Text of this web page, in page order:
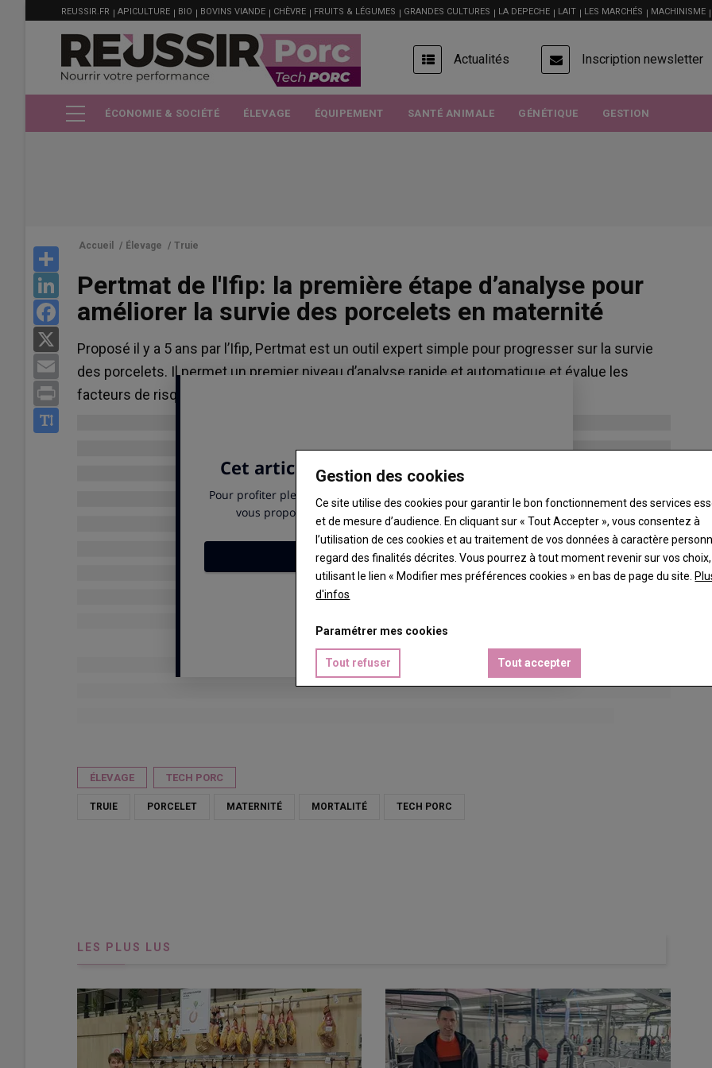
principal
MENU
FILIÈRE
REUSSIR.FR APICULTURE BIO BOVINS VIANDE CHÈVRE FRUITS & LÉGUMES GRANDES CULTURES LA DEPECHE LAIT LES MARCHÉS MACHINISME
USER
ACCOUNT
MENU
Actualités Inscription newsletter
ÉCONOMIE & SOCIÉTÉ ÉLEVAGE ÉQUIPEMENT SANTÉ ANIMALE GÉNÉTIQUE GESTION
LinkedIn
Facebook
Email
Print
Accueil / Élevage / Truie
Pertmat de l'Ifip: la première étape d’analyse pour
améliorer la survie des porcelets en maternité
Proposé il y a 5 ans par l’Ifip, Pertmat est un outil expert simple pour progresser sur la survie
des porcelets. Il permet un premier niveau d’analyse rapide et automatique et évalue les
facteurs de risque présents dans l’élevage.
ÉLEVAGE TECH PORC
TRUIE PORCELET MATERNITÉ MORTALITÉ TECH PORC
LES PLUS LUS
Gestion des cookies
Ce site utilise des cookies pour garantir le bon fonctionnement des services
et de mesure d’audience. En cliquant sur « Tout Accepter », vous consentez à
l’utilisation de ces cookies et au traitement de vos données à caractère
regard des finalités décrites. Vous pourrez à tout moment revenir sur vos
utilisant le lien « Modifier mes préférences cookies » en bas de page du site.
d'infos
Paramétrer mes cookies
Tout refuser Tout accepter